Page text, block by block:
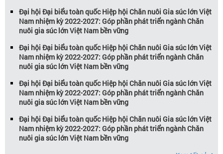
Đại hội Đại biểu toàn quốc Hiệp hội Chăn nuôi Gia súc lớn Việt
Nam nhiệm kỳ 2022-2027: Góp phần phát triển ngành Chăn
nuôi gia súc lớn Việt Nam bền vững
Đại hội Đại biểu toàn quốc Hiệp hội Chăn nuôi Gia súc lớn Việt
Nam nhiệm kỳ 2022-2027: Góp phần phát triển ngành Chăn
nuôi gia súc lớn Việt Nam bền vững
Đại hội Đại biểu toàn quốc Hiệp hội Chăn nuôi Gia súc lớn Việt
Nam nhiệm kỳ 2022-2027: Góp phần phát triển ngành Chăn
nuôi gia súc lớn Việt Nam bền vững
Đại hội Đại biểu toàn quốc Hiệp hội Chăn nuôi Gia súc lớn Việt
Nam nhiệm kỳ 2022-2027: Góp phần phát triển ngành Chăn
nuôi gia súc lớn Việt Nam bền vững